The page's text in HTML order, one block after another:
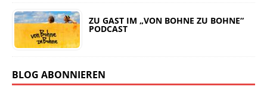
ZU GAST IM „VON BOHNE ZU BOHNE“
PODCAST
BLOG ABONNIEREN